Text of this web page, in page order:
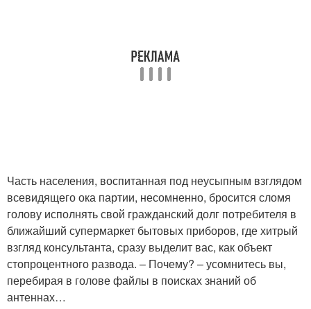
Тв на даче Тв на дачу
Тв-антенны для дачи
Часть населения, воспитанная под неусыпным взглядом
всевидящего ока партии, несомненно, бросится сломя
голову исполнять свой гражданский долг потребителя в
ближайший супермаркет бытовых приборов, где хитрый
взгляд консультанта, сразу выделит вас, как объект
стопроцентного развода. – Почему? – усомнитесь вы,
перебирая в голове файлы в поисках знаний об
антеннах…